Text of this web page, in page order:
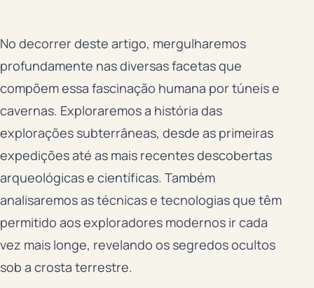
No decorrer deste artigo, mergulharemos
profundamente nas diversas facetas que
compõem essa fascinação humana por túneis e
cavernas. Exploraremos a história das
explorações subterrâneas, desde as primeiras
expedições até as mais recentes descobertas
arqueológicas e científicas. Também
analisaremos as técnicas e tecnologias que têm
permitido aos exploradores modernos ir cada
vez mais longe, revelando os segredos ocultos
sob a crosta terrestre.